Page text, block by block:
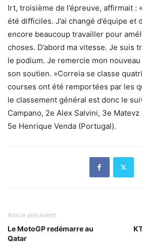
Irt, troisième de l’épreuve, affirmait :
été difficiles. J’ai changé d’équipe et
encore beaucoup travailler pour
choses. D’abord ma vitesse. Je suis
le podium. Je remercie mon
son soutien. »Correia se classe
courses ont été remportées par les
le classement général est donc le
Campano, 2e Alex Salvini, 3e
5e Henrique Venda (Portugal).
Article précédent
Le MotoGP redémarre au
Qatar